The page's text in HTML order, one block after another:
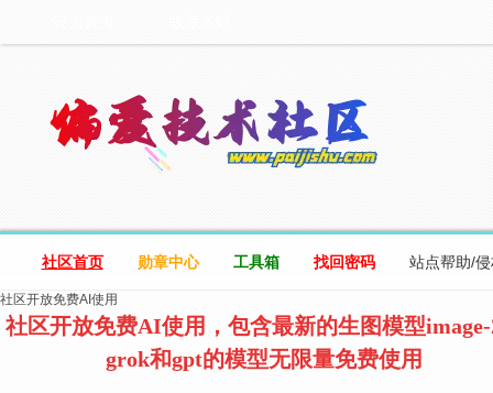
社区首页 勋章中心 工具箱 找回密码 站点帮助/
社区开放免费AI使用
社区开放免费AI使用，包含最新的生图模型
grok和gpt的模型无限量免费使用